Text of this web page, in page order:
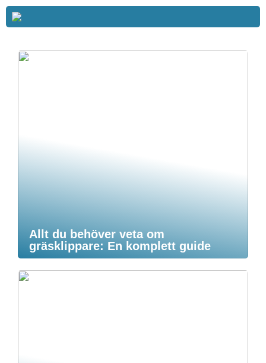
Allt du behöver veta om
gräsklippare: En komplett guide